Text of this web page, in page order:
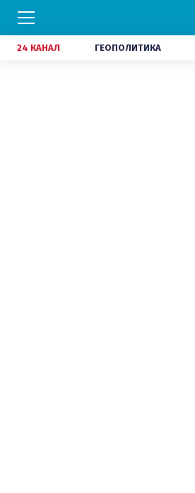
24 КАНАЛ ГЕОПОЛИТИКА